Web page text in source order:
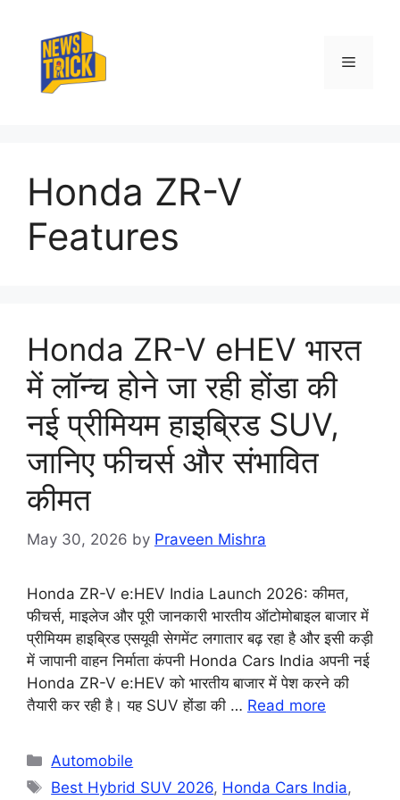
content
Menu
Honda ZR-V
Features
Honda ZR-V eHEV भारत
में लॉन्च होने जा रही होंडा की
नई प्रीमियम हाइब्रिड SUV,
जानिए फीचर्स और संभावित
कीमत
May 30, 2026 by Praveen Mishra
Honda ZR-V e:HEV India Launch 2026: कीमत,
फीचर्स, माइलेज और पूरी जानकारी भारतीय ऑटोमोबाइल बाजार में
प्रीमियम हाइब्रिड एसयूवी सेगमेंट लगातार बढ़ रहा है और इसी कड़ी
में जापानी वाहन निर्माता कंपनी Honda Cars India अपनी नई
Honda ZR-V e:HEV को भारतीय बाजार में पेश करने की
तैयारी कर रही है। यह SUV होंडा की … Read more
Categories
Automobile
Tags
Best Hybrid SUV 2026, Honda Cars India,